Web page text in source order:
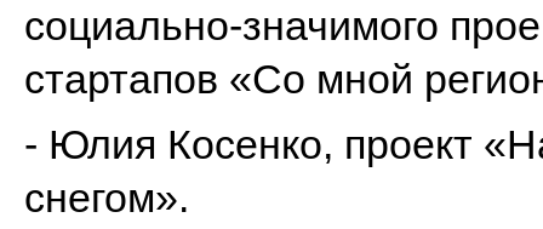
социально-значимого
стартапов «Со мной
- Юлия Косенко, проект
снегом».